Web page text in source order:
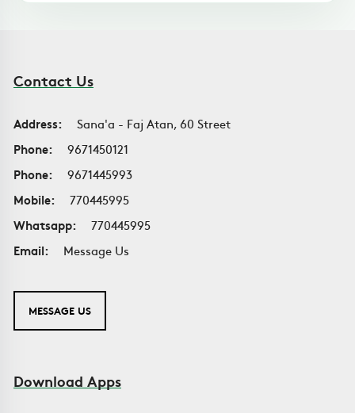
Contact Us
Address:
Sana'a - Faj Atan, 60 Street
Phone:
9671450121
Phone:
9671445993
Mobile:
770445995
Whatsapp:
770445995
Email:
Message Us
MESSAGE US
Download Apps